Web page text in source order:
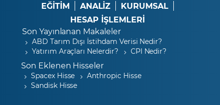
EĞİTİM
ANALİZ
KURUMSAL
HESAP İŞLEMLERİ
Son Yayınlanan Makaleler
ABD Tarım Dışı İstihdam Verisi Nedir?
Yatırım Araçları Nelerdir?
CPI Nedir?
Son Eklenen Hisseler
Spacex Hisse
Anthropic Hisse
Sandisk Hisse